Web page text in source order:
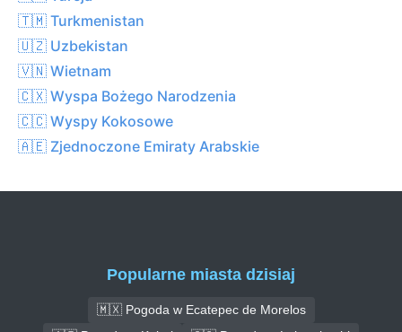
🇹🇲 Turkmenistan
🇺🇿 Uzbekistan
🇻🇳 Wietnam
🇨🇽 Wyspa Bożego Narodzenia
🇨🇨 Wyspy Kokosowe
🇦🇪 Zjednoczone Emiraty Arabskie
Popularne miasta dzisiaj
🇲🇽 Pogoda w Ecatepec de Morelos